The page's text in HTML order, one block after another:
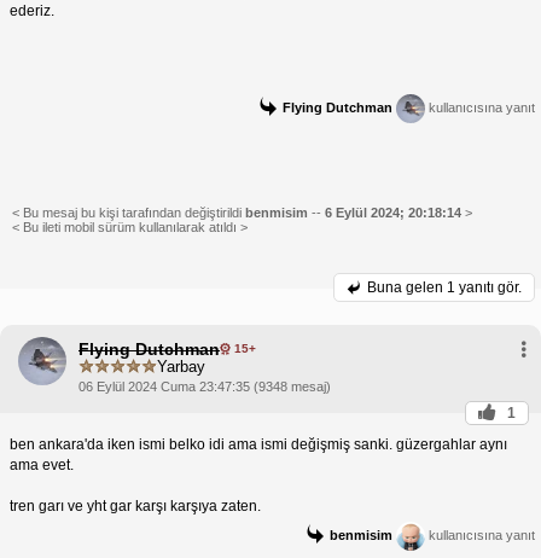
ederiz.
Flying Dutchman kullanıcısına yanıt
< Bu mesaj bu kişi tarafından değiştirildi benmisim -- 6 Eylül 2024; 20:18:14 >
< Bu ileti mobil sürüm kullanılarak atıldı >
Buna gelen 1 yanıtı gör.
Flying Dutchman 15+
Yarbay
06 Eylül 2024 Cuma 23:47:35 (9348 mesaj)
1
ben ankara'da iken ismi belko idi ama ismi değişmiş sanki. güzergahlar aynı
ama evet.
tren garı ve yht gar karşı karşıya zaten.
benmisim kullanıcısına yanıt